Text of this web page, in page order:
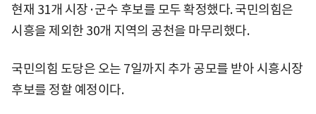
현재 31개 시장·군수 후보를 모두 확정했다. 국민의힘은
시흥을 제외한 30개 지역의 공천을 마무리했다.
국민의힘 도당은 오는 7일까지 추가 공모를 받아 시흥시장
후보를 정할 예정이다.